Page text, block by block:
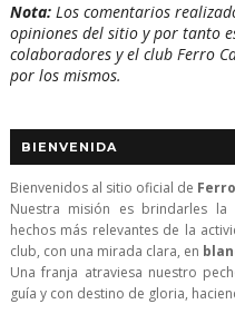
Nota:Los comentarios
opiniones del sitio y por tanto
colaboradores y el club Ferro
por los mismos.
BIENVENIDA
Bienvenidos al sitio oficial de
Nuestra misión es brindarles
hechos más relevantes de la
club, con una mirada clara, en
Una franja atraviesa nuestro
guía y con destino de gloria,